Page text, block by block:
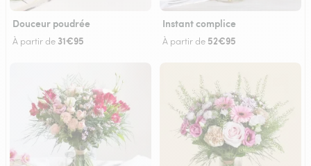
Douceur poudrée
À partir de 31€95
Instant complice
À partir de 52€95